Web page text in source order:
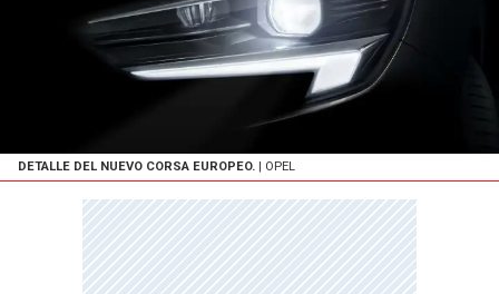
DETALLE DEL NUEVO CORSA EUROPEO. | OPEL